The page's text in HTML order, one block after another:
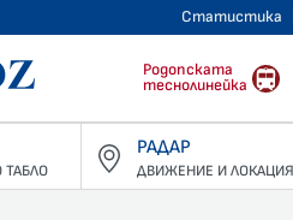
Статистика
БДЖ - Пътнически
Родопската
теснолинейка
ТАБЛО
РАДАР
ДВИЖЕНИЕ И ЛОКАЦИЯ